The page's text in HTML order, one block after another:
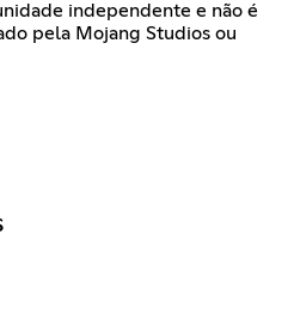
independente e não é
pela Mojang Studios ou